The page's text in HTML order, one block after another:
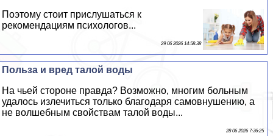
Поэтому стоит прислушаться к
рекомендациям психологов...
29 06 2026 14:58:38
Польза и вред талой воды
На чьей стороне правда? Возможно, многим больным
удалось излечиться только благодаря самовнушению, а
не волшебным свойствам талой воды...
28 06 2026 7:36:25